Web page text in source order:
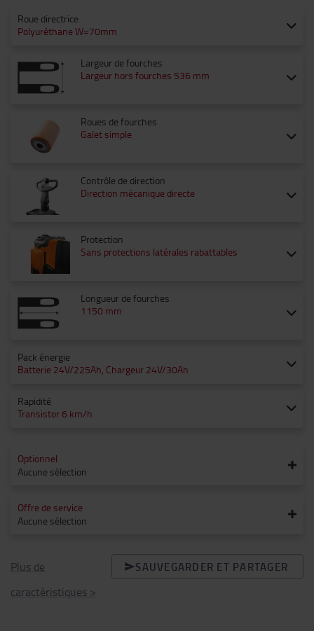
Roue directrice
Polyuréthane W=70mm
Largeur de fourches
Largeur hors fourches 536 mm
Roues de fourches
Galet simple
Contrôle de direction
Direction mécanique directe
Protection
Sans protections latérales rabattables
Longueur de fourches
1150 mm
Pack énergie
Batterie 24V/225Ah, Chargeur 24V/30Ah
Rapidité
Transistor 6 km/h
Optionnel
Aucune sélection
Offre de service
Aucune sélection
Plus de
caractéristiques >
SAUVEGARDER ET PARTAGER